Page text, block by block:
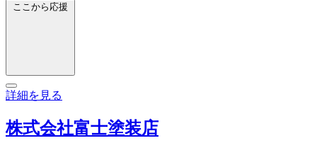
ここから応援
詳細を見る
株式会社富士塗装店